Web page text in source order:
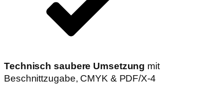
Technisch saubere Umsetzung mit
Beschnittzugabe, CMYK & PDF/X-4